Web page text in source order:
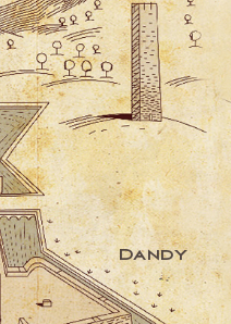
Dandy